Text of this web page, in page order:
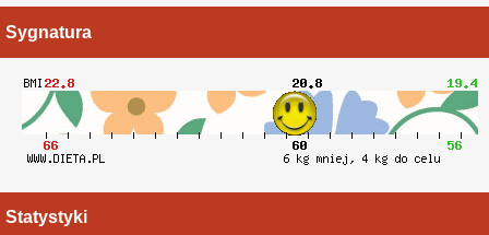
Sygnatura
Statystyki